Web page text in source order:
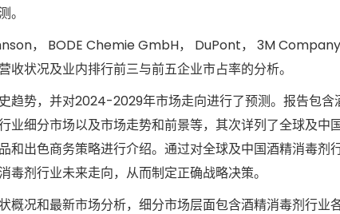
。
， BODE Chemie GmbH， DuPont， 3M
状况及业内排行前三与前五企业市占率的分析。
趋势，并对2024-2029年市场走向进行了预测。报告包含
业细分市场以及市场走势和前景等，其次详列了全球及中
和出色商务策略进行介绍。通过对全球及中国酒精消毒剂
剂行业未来走向，从而制定正确战略决策。
概况和最新市场分析，细分市场层面包含酒精消毒剂行业